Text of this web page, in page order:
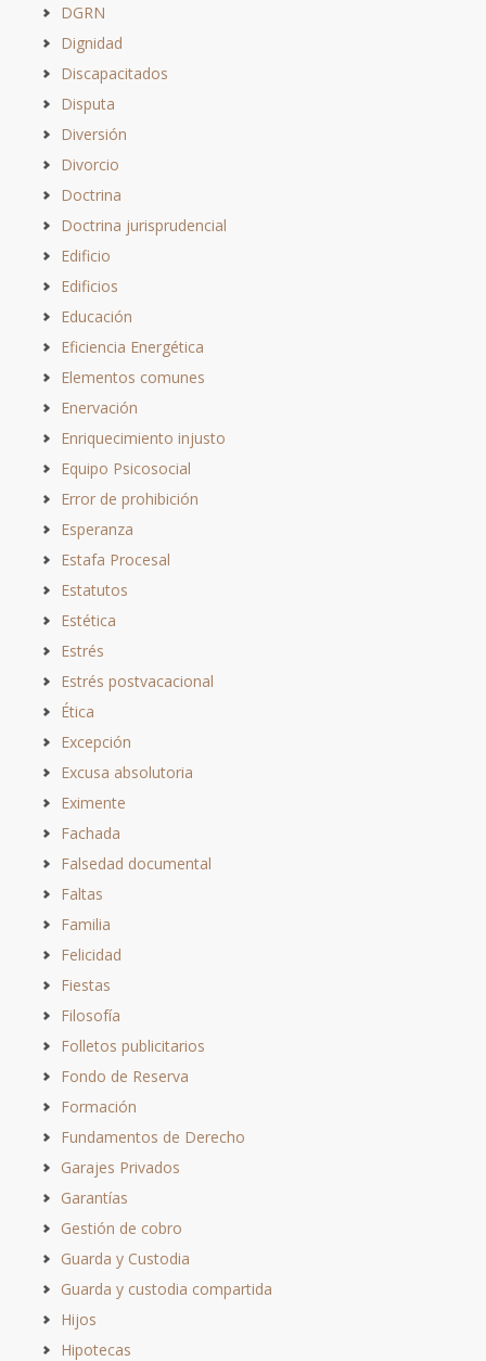
DGRN
Dignidad
Discapacitados
Disputa
Diversión
Divorcio
Doctrina
Doctrina jurisprudencial
Edificio
Edificios
Educación
Eficiencia Energética
Elementos comunes
Enervación
Enriquecimiento injusto
Equipo Psicosocial
Error de prohibición
Esperanza
Estafa Procesal
Estatutos
Estética
Estrés
Estrés postvacacional
Ética
Excepción
Excusa absolutoria
Eximente
Fachada
Falsedad documental
Faltas
Familia
Felicidad
Fiestas
Filosofía
Folletos publicitarios
Fondo de Reserva
Formación
Fundamentos de Derecho
Garajes Privados
Garantías
Gestión de cobro
Guarda y Custodia
Guarda y custodia compartida
Hijos
Hipotecas